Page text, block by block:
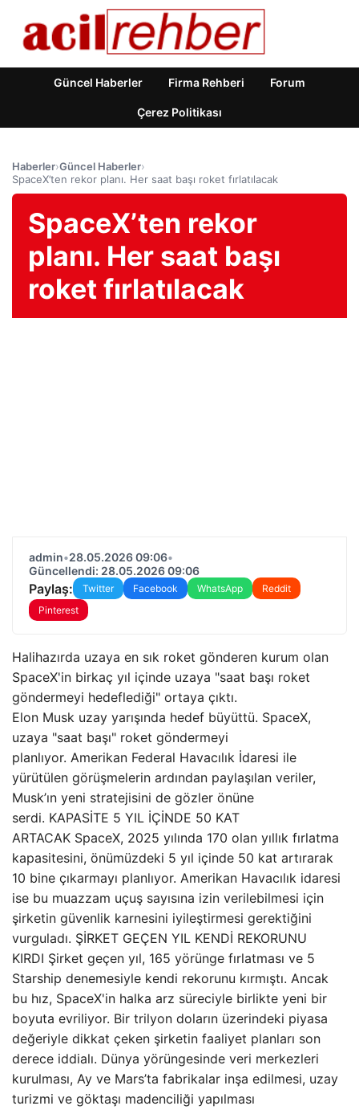
Güncel Haberler Firma Rehberi Forum
Çerez Politikası
Haberler›Güncel Haberler›
SpaceX’ten rekor planı. Her saat başı roket fırlatılacak
SpaceX’ten rekor
planı. Her saat başı
roket fırlatılacak
admin•28.05.2026 09:06•
Güncellendi: 28.05.2026 09:06
Paylaş: Twitter Facebook WhatsApp
Reddit
Pinterest
Halihazırda uzaya en sık roket gönderen kurum olan
SpaceX'in birkaç yıl içinde uzaya "saat başı roket
göndermeyi hedeflediği" ortaya çıktı.
Elon Musk uzay yarışında hedef büyüttü. SpaceX,
uzaya "saat başı" roket göndermeyi
planlıyor. Amerikan Federal Havacılık İdaresi ile
yürütülen görüşmelerin ardından paylaşılan veriler,
Musk’ın yeni stratejisini de gözler önüne
serdi. KAPASİTE 5 YIL İÇİNDE 50 KAT
ARTACAK SpaceX, 2025 yılında 170 olan yıllık fırlatma
kapasitesini, önümüzdeki 5 yıl içinde 50 kat artırarak
10 bine çıkarmayı planlıyor. Amerikan Havacılık idaresi
ise bu muazzam uçuş sayısına izin verilebilmesi için
şirketin güvenlik karnesini iyileştirmesi gerektiğini
vurguladı. ŞİRKET GEÇEN YIL KENDİ REKORUNU
KIRDI Şirket geçen yıl, 165 yörünge fırlatması ve 5
Starship denemesiyle kendi rekorunu kırmıştı. Ancak
bu hız, SpaceX'in halka arz süreciyle birlikte yeni bir
boyuta evriliyor. Bir trilyon doların üzerindeki piyasa
değeriyle dikkat çeken şirketin faaliyet planları son
derece iddialı. Dünya yörüngesinde veri merkezleri
kurulması, Ay ve Mars’ta fabrikalar inşa edilmesi, uzay
turizmi ve göktaşı madenciliği yapılması